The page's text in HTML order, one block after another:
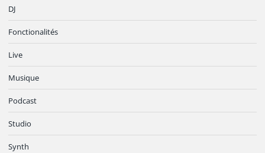
DJ
Fonctionalités
Live
Musique
Podcast
Studio
Synth